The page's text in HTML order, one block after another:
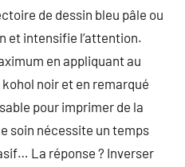
de dessin bleu pâle ou
et intensifie l’attention.
en appliquant au
noir et en remarqué
pour imprimer de la
soin nécessite un temps
La réponse ? Inverser